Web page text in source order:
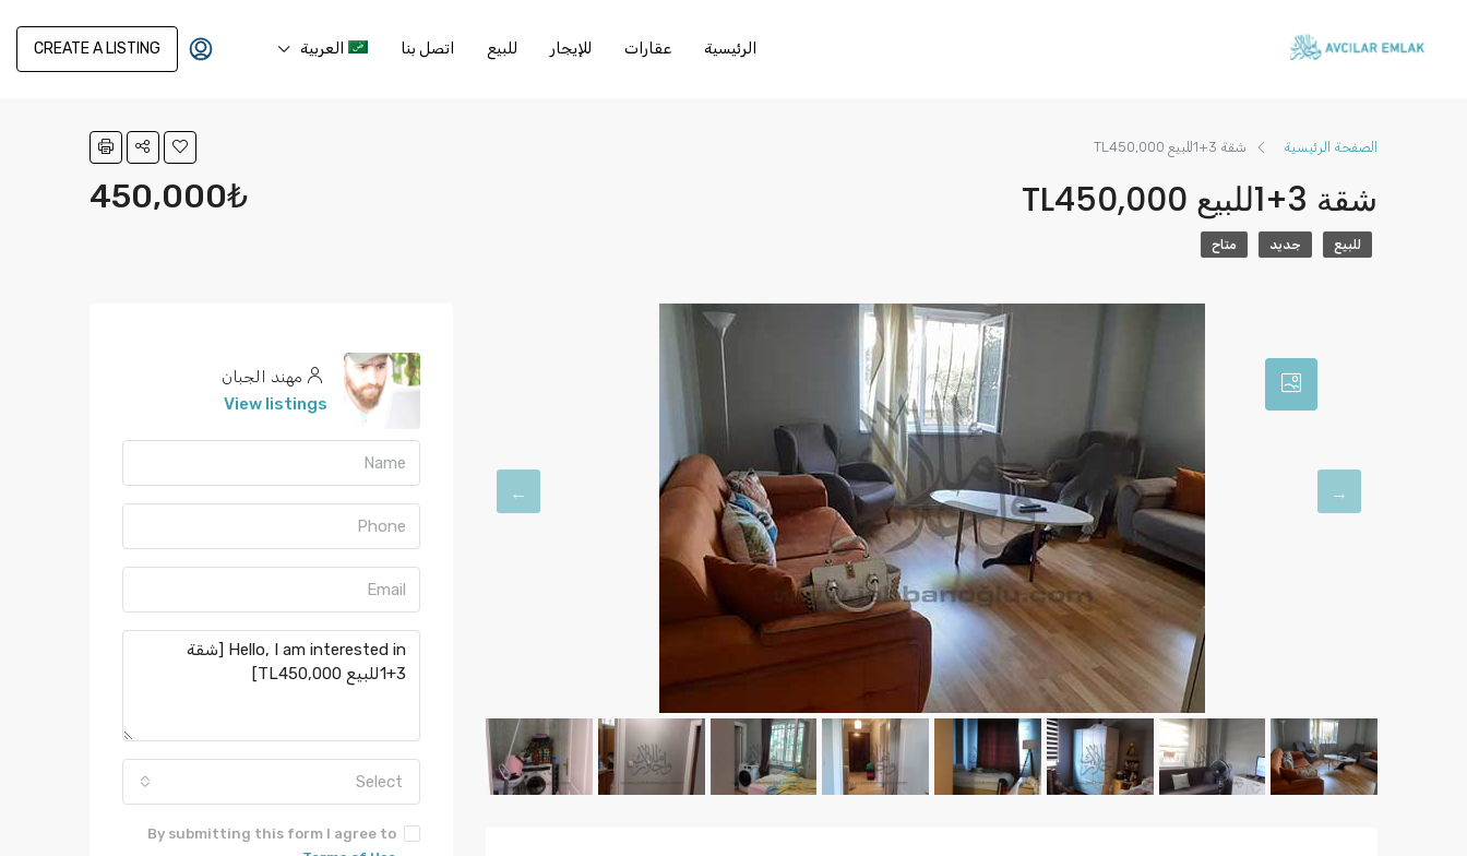
الرئيسية عقارات للإيجار للبيع اتصل بنا العربية CREATE A LISTING
الصفحة الرئيسية شقة 3+1للبیع TL450,000
شقة 3+1للبیع TL450,000 450,000₺
للبيع جديد متاح
مهند الجبان
View listings
Select
By submitting this form I agree to